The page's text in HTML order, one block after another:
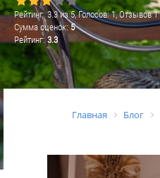
Рейтинг:3.3из5, Голосов:1, Отзывов1
Сумма оценок:5
Рейтинг: 3.3
Главная Блог